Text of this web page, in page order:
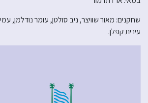
שחקנים: מאור שוויצר, ניב סולטן, עומר נודלמן,
עירית קפלן.